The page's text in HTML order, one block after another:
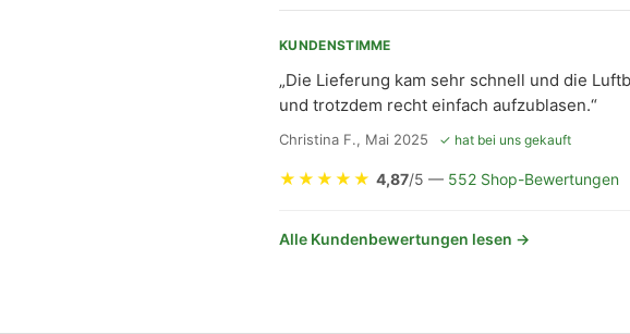
KUNDENSTIMME
„Die Lieferung kam sehr schnell und die
und trotzdem recht einfach aufzublasen.“
Christina F., Mai 2025 ✓ hat bei uns gekauft
★ ★ ★ ★ ★ 4,87/5 — 552 Shop-Bewertungen
Alle Kundenbewertungen lesen →